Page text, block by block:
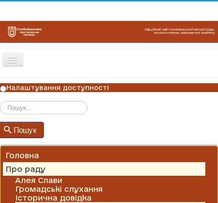
Перемикач
ГОЛОВНА
НОВИНИ
ОГОЛОШЕННЯ
ГРАФІКИ ПРИЙОМУ
Налаштування доступності
Пошук
Головна
Про раду
Алея Слави
Громадські слухання
Історична довідка